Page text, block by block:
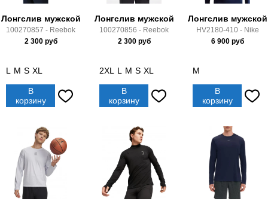
Лонгслив мужской
100270857 - Reebok
2 300руб
L M S XL
В
корзину
Лонгслив мужской
100270856 - Reebok
2 300руб
2XL L M S XL
В
корзину
Лонгслив мужской
HV2180-410 - Nike
6 900руб
M
В
корзину